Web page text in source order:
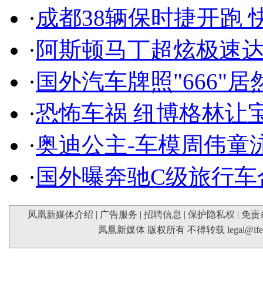
·成都38辆保时捷开跑
·阿斯顿马丁超炫极速
· 国外汽车牌照"666"居
·恐怖车祸 纽博格林让
·奥迪公主-车模周伟童
· 国外曝奔驰C级旅行
凤凰新媒体介绍 | 广告服务 | 招聘信息 | 保护隐私权 | 免责
凤凰新媒体 版权所有 不得转载